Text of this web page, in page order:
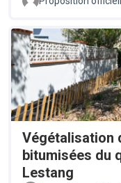
Végétalisation
bitumisées du
Lestang